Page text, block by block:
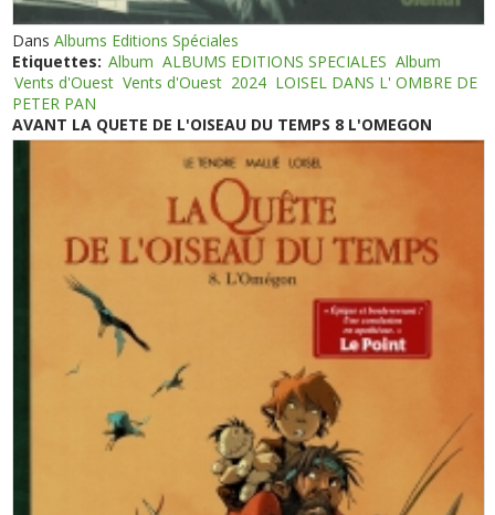
DansAlbums Editions Spéciales
Etiquettes: Album ALBUMS EDITIONS SPECIALES Album
Vents d'Ouest Vents d'Ouest 2024 LOISEL DANS L' OMBRE DE
PETER PAN
AVANT LA QUETE DE L'OISEAU DU TEMPS 8 L'OMEGON